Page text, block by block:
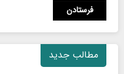
مطالب جدید